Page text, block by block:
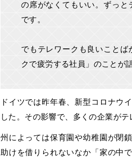
の席がなくてもいい。ずっ
です。
でもテレワークも良いこと
クで疲労する社員」のことが
ドイツでは昨年春、新型コロナウ
した。その影響で、多くの企業がテ
州によっては保育園や幼稚園が閉
助けを借りられないなか「家の中